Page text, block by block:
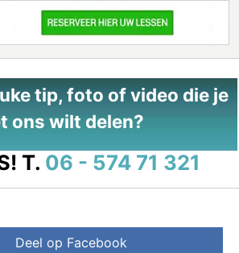
tip, foto of video die je
ons wilt delen?
T. 06 - 574 71 321
Deel op Facebook